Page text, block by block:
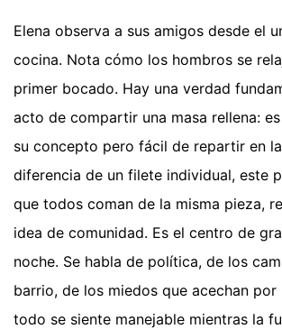
Elena observa a sus amigos desde el
cocina. Nota cómo los hombros se
primer bocado. Hay una verdad
acto de compartir una masa rellena:
su concepto pero fácil de repartir en
diferencia de un filete individual, este
que todos coman de la misma pieza,
idea de comunidad. Es el centro de
noche. Se habla de política, de los
barrio, de los miedos que acechan por
todo se siente manejable mientras la